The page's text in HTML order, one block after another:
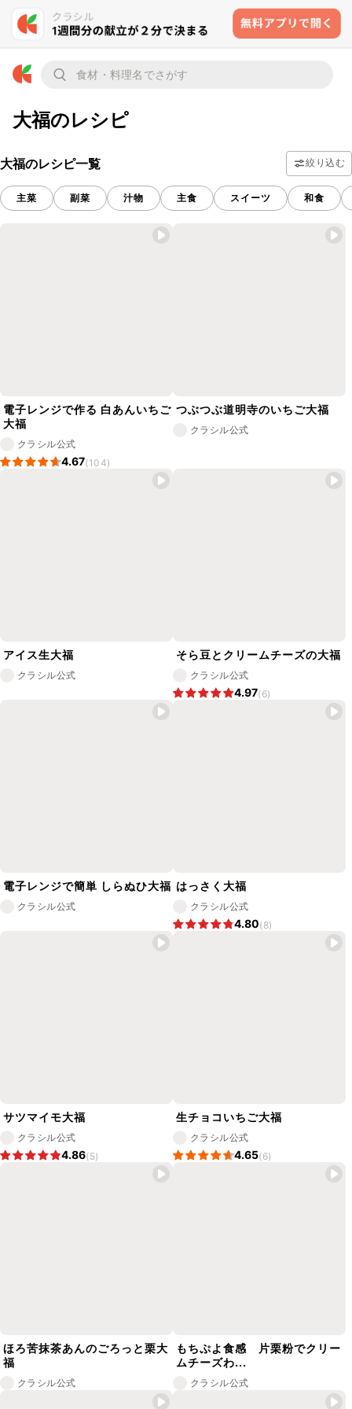
大福のレシピ
大福のレシピ一覧 絞り込む
主菜 副菜 汁物 主食 スイーツ 和食
電子レンジで作る 白あんいちご
大福
クラシル公式
4.67(104)
つぶつぶ道明寺のいちご大福
クラシル公式
アイス生大福
クラシル公式
そら豆とクリームチーズの大福
クラシル公式
4.97(6)
電子レンジで簡単 しらぬひ大福
クラシル公式
はっさく大福
クラシル公式
4.80(8)
サツマイモ大福
クラシル公式
4.86(5)
生チョコいちご大福
クラシル公式
4.65(6)
ほろ苦抹茶あんのごろっと栗大
福
クラシル公式
もちぷよ食感 片栗粉でクリー
ムチーズわ...
クラシル公式